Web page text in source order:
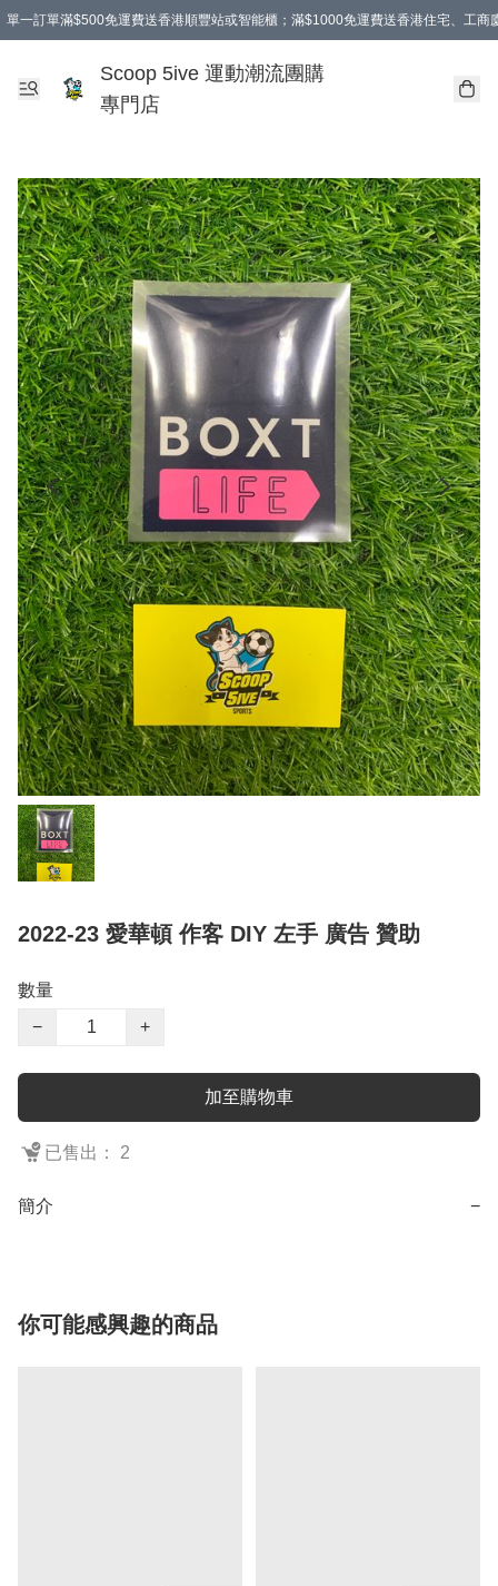
單一訂單滿$500免運費送香港順豐站或智能櫃；滿$1000免運費送香港住宅、工商
Scoop 5ive 運動潮流團購
專門店
2022-23 愛華頓 作客 DIY 左手 廣告 贊助
數量
−
+
加至購物車
已售出： 2
簡介 −
你可能感興趣的商品